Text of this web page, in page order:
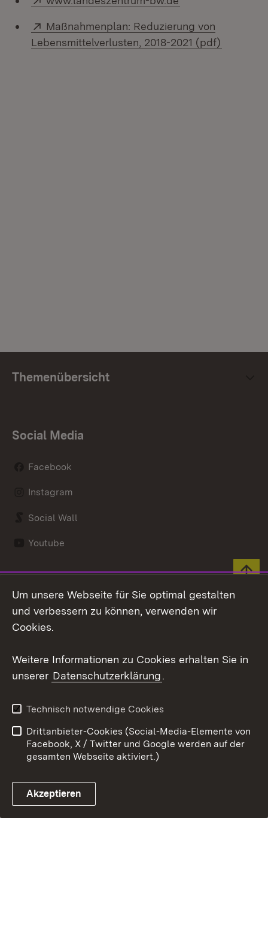
Extern:
Maßnahmenplan: Reduzierung von
Lebensmittelverlusten, 2018-2021 (pdf)
Themenübersicht
Social Media
Facebook
Instagram
Social Wall
Youtube
Link zum Landesportal
Kontakt
Datenschutz
Erklärung zur
Barrierefreiheit
Benutzungshinweise
Um unsere Webseite für Sie optimal gestalten
und verbessern zu können, verwenden wir
Cookies.
Weitere Informationen zu Cookies erhalten Sie in
unserer Datenschutzerklärung.
Technisch notwendige Cookies
Drittanbieter-Cookies (Social-Media-Elemente von
Facebook, X / Twitter und Google werden auf der
gesamten Webseite aktiviert.)
Akzeptieren